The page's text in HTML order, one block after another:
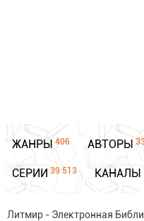
ЖАНРЫ 406 АВТОРЫ
СЕРИИ 39 513 КАНАЛЫ
Литмир - Электронная